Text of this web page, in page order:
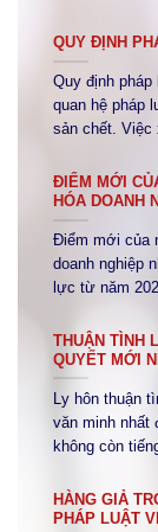
QUY ĐỊNH
Quy định
quan hệ pháp
sản chết. Việc
ĐIỂM MỚI
HÓA DOANH
Điểm mới của
doanh nghiệp
lực từ năm
THUẬN TÌNH
QUYẾT MỚI
Ly hôn thuận
văn minh nhất
không còn
HÀNG GIẢ
PHÁP LUẬT